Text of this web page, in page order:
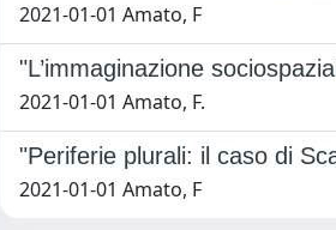
2021-01-01 Amato, F
"L’immaginazione
2021-01-01 Amato, F.
"Periferie plurali: il caso di
2021-01-01 Amato, F